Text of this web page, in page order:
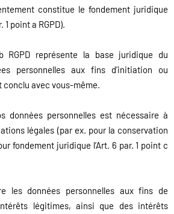
constitue le fondement juridique
point a RGPD).
RGPD représente la base juridique du
personnelles aux fins d’initiation ou
conclu avec vous-même.
données personnelles est nécessaire à
légales (par ex. pour la conservation
fondement juridique l’Art. 6 par. 1 point c
les données personnelles aux fins de
légitimes, ainsi que des intérêts